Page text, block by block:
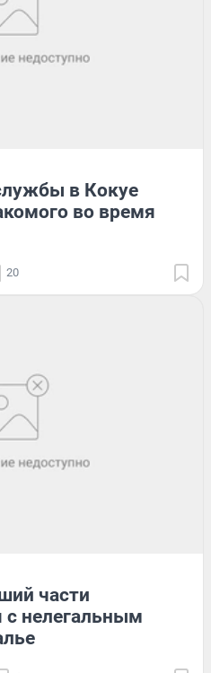
в Кокуе
во время
20
части
с нелегальным